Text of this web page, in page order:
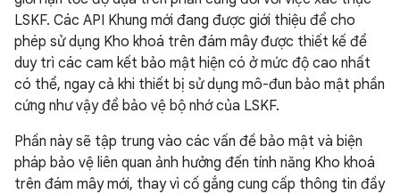
LSKF. Các API Khung mới đang được giới thiệu để cho
phép sử dụng Kho khoá trên đám mây được thiết kế để
duy trì các cam kết bảo mật hiện có ở mức độ cao nhất
có thể, ngay cả khi thiết bị sử dụng mô-đun bảo mật phần
cứng như vậy để bảo vệ bộ nhớ của LSKF.
Phần này sẽ tập trung vào các vấn đề bảo mật và biện
pháp bảo vệ liên quan ảnh hưởng đến tính năng Kho khoá
trên đám mây mới, thay vì cố gắng cung cấp thông tin đầy